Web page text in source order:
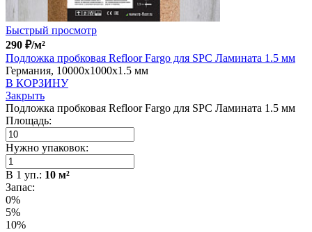
Быстрый просмотр
290 ₽/м²
Подложка пробковая Refloor Fargo для SPC Ламината 1.5 мм
Германия, 10000x1000x1.5 мм
В КОРЗИНУ
Закрыть
Подложка пробковая Refloor Fargo для SPC Ламината 1.5 мм
Площадь:
Нужно упаковок:
В 1 уп.: 10 м²
Запас:
0%
5%
10%